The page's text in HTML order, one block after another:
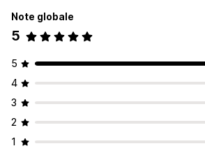
Note globale
5
5
4
3
2
1